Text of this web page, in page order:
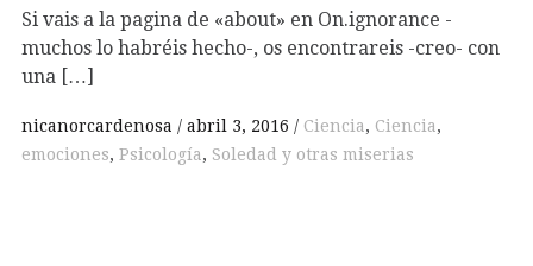
Si vais a la pagina de «about» en On.ignorance -
muchos lo habréis hecho-, os encontrareis -creo- con
una […]
nicanorcardenosa abril 3, 2016 Ciencia, Ciencia,
emociones, Psicología, Soledad y otras miserias